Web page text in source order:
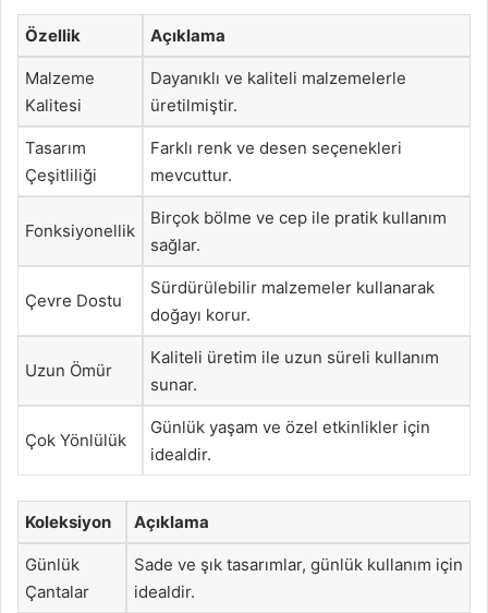
Özellik Açıklama
Malzeme
Kalitesi
Dayanıklı ve kaliteli malzemelerle
üretilmiştir.
Tasarım
Çeşitliliği
Farklı renk ve desen seçenekleri
mevcuttur.
Fonksiyonellik
Birçok bölme ve cep ile pratik kullanım
sağlar.
Çevre Dostu
Sürdürülebilir malzemeler kullanarak
doğayı korur.
Uzun Ömür
Kaliteli üretim ile uzun süreli kullanım
sunar.
Çok Yönlülük
Günlük yaşam ve özel etkinlikler için
idealdir.
Koleksiyon Açıklama
Günlük
Çantalar
Sade ve şık tasarımlar, günlük kullanım için
idealdir.